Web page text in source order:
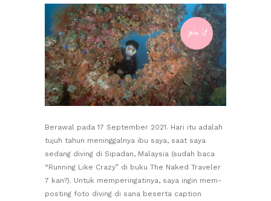
pin it
Berawal pada 17 September 2021. Hari itu adalah
tujuh tahun meninggalnya ibu saya, saat saya
sedang diving di Sipadan, Malaysia (sudah baca
“Running Like Crazy” di buku The Naked Traveler
7 kan?). Untuk memperingatinya, saya ingin mem-
posting foto diving di sana beserta caption